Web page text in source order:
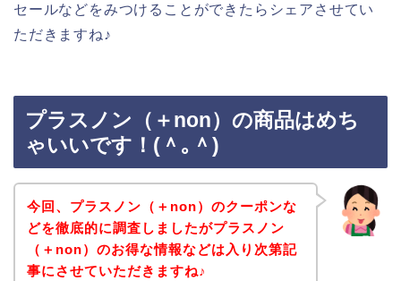
セールなどをみつけることができたらシェアさせてい
ただきますね♪
プラスノン（＋non）の商品はめち
ゃいいです！(＾｡＾)
今回、プラスノン（＋non）のクーポンな
どを徹底的に調査しましたがプラスノン
（＋non）のお得な情報などは入り次第記
事にさせていただきますね♪